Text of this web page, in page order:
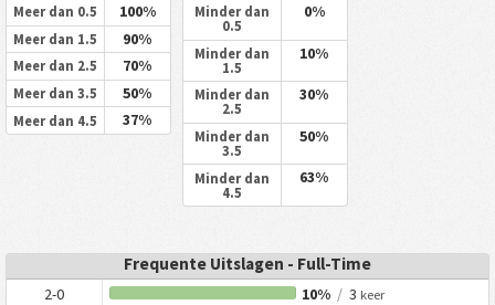
Meer dan 0.5 100%
Meer dan 1.5 90%
Meer dan 2.5 70%
Meer dan 3.5 50%
Meer dan 4.5 37%
Minder dan
0.5
0%
Minder dan
1.5
10%
Minder dan
2.5
30%
Minder dan
3.5
50%
Minder dan
4.5
63%
Frequente Uitslagen - Full-Time
2-0 10% / 3 keer